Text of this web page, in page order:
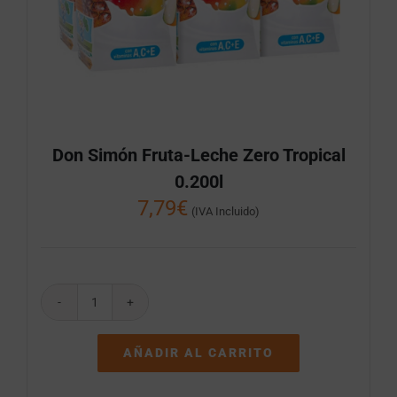
Don Simón Fruta-Leche Zero Tropical
0.200l
7,79€ (IVA Incluido)
Don
Fruta-
Leche
AÑADIR AL CARRITO